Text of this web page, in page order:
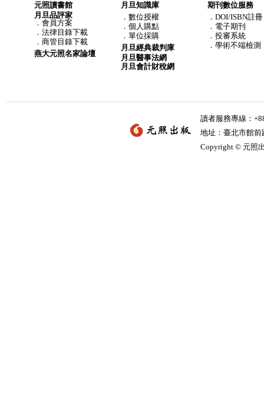
元照讀書館
月旦品評家
． 會員方案
． 法律目錄下載
． 商管目錄下載
燕大元照名家論壇
月旦知識庫
． 數位授權
． 個人購點
． 單位採購
月旦經典裁判庫
月旦醫事法網
月旦會計財稅網
期刊數位服務
．DOI/ISBN註冊
．電子期刊
．投審系統
．學術不端檢測
讀者服務專線：
地址：臺北市館
Copyright © 元照